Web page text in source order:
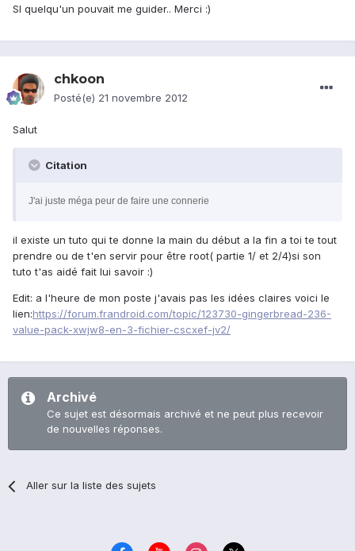
SI quelqu'un pouvait me guider.. Merci :)
chkoon
Posté(e) 21 novembre 2012
Salut
Citation
J'ai juste méga peur de faire une connerie
il existe un tuto qui te donne la main du début a la fin a toi te tout
prendre ou de t'en servir pour être root( partie 1/ et 2/4)si son
tuto t'as aidé fait lui savoir :)
Edit: a l'heure de mon poste j'avais pas les idées claires voici le
lien:https://forum.frandroid.com/topic/123730-gingerbread-236-
value-pack-xwjw8-en-3-fichier-cscxef-jv2/
Archivé
Ce sujet est désormais archivé et ne peut plus recevoir
de nouvelles réponses.
Aller sur la liste des sujets